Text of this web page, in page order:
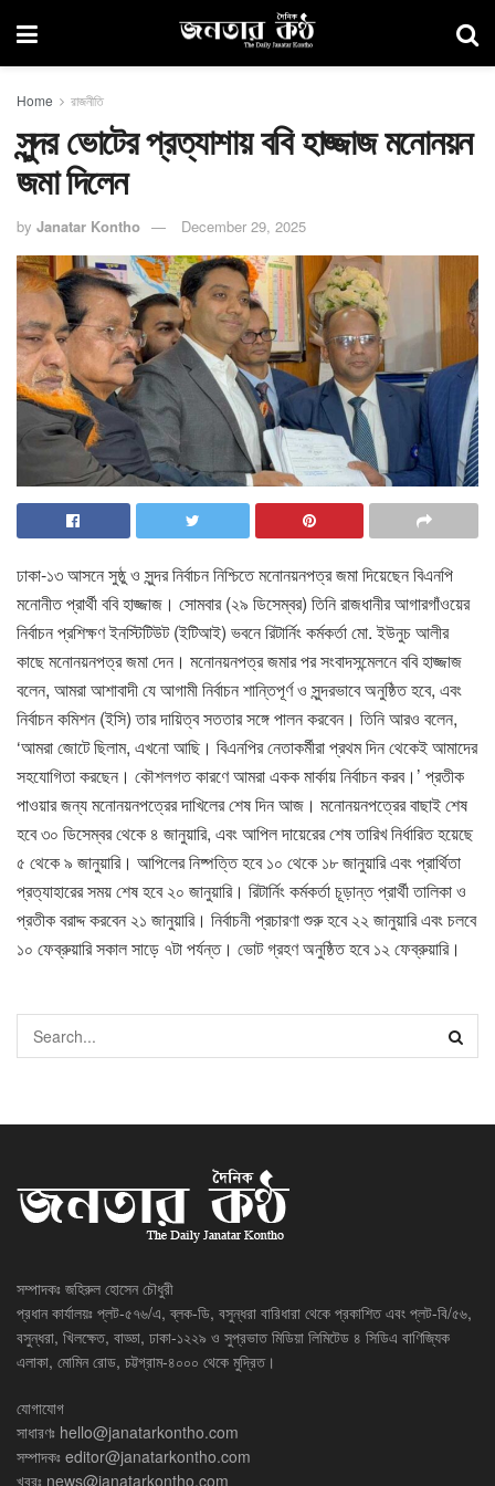
Home রাজনীতি
সুন্দর ভোটের প্রত্যাশায় ববি হাজ্জাজ মনোনয়ন
জমা দিলেন
by Janatar Kontho December 29, 2025
ঢাকা-১৩ আসনে সুষ্ঠু ও সুন্দর নির্বাচন নিশ্চিতে মনোনয়নপত্র জমা দিয়েছেন বিএনপি
মনোনীত প্রার্থী ববি হাজ্জাজ। সোমবার (২৯ ডিসেম্বর) তিনি রাজধানীর আগারগাঁওয়ের
নির্বাচন প্রশিক্ষণ ইনস্টিটিউট (ইটিআই) ভবনে রিটার্নিং কর্মকর্তা মো. ইউনুচ আলীর
কাছে মনোনয়নপত্র জমা দেন। মনোনয়নপত্র জমার পর সংবাদসন্মেলনে ববি হাজ্জাজ
বলেন, আমরা আশাবাদী যে আগামী নির্বাচন শান্তিপূর্ণ ও সুন্দরভাবে অনুষ্ঠিত হবে, এবং
নির্বাচন কমিশন (ইসি) তার দায়িত্ব সততার সঙ্গে পালন করবেন। তিনি আরও বলেন,
‘আমরা জোটে ছিলাম, এখনো আছি। বিএনপির নেতাকর্মীরা প্রথম দিন থেকেই আমাদের
সহযোগিতা করছেন। কৌশলগত কারণে আমরা একক মার্কায় নির্বাচন করব।’ প্রতীক
পাওয়ার জন্য মনোনয়নপত্রের দাখিলের শেষ দিন আজ। মনোনয়নপত্রের বাছাই শেষ
হবে ৩০ ডিসেম্বর থেকে ৪ জানুয়ারি, এবং আপিল দায়েরের শেষ তারিখ নির্ধারিত হয়েছে
৫ থেকে ৯ জানুয়ারি। আপিলের নিষ্পত্তি হবে ১০ থেকে ১৮ জানুয়ারি এবং প্রার্থিতা
প্রত্যাহারের সময় শেষ হবে ২০ জানুয়ারি। রিটার্নিং কর্মকর্তা চূড়ান্ত প্রার্থী তালিকা ও
প্রতীক বরাদ্দ করবেন ২১ জানুয়ারি। নির্বাচনী প্রচারণা শুরু হবে ২২ জানুয়ারি এবং চলবে
১০ ফেব্রুয়ারি সকাল সাড়ে ৭টা পর্যন্ত। ভোট গ্রহণ অনুষ্ঠিত হবে ১২ ফেব্রুয়ারি।
সম্পাদকঃ জহিরুল হোসেন চৌধুরী
প্রধান কার্যালয়ঃ প্লট-৫৭৬/এ, ব্লক-ডি, বসুন্ধরা বারিধারা থেকে প্রকাশিত এবং প্লট-বি/৫৬,
বসুন্ধরা, খিলক্ষেত, বাড্ডা, ঢাকা-১২২৯ ও সুপ্রভাত মিডিয়া লিমিটেড ৪ সিডিএ বাণিজ্যিক
এলাকা, মোমিন রোড, চট্টগ্রাম-৪০০০ থেকে মুদ্রিত।
যোগাযোগ
সাধারণঃ hello@janatarkontho.com
সম্পাদকঃ editor@janatarkontho.com
খবরঃ news@janatarkontho.com